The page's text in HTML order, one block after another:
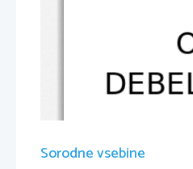
Debelost postaja ena najpomembnejših
nepravilnega načina življenja. Debelost v
Sorodne vsebine